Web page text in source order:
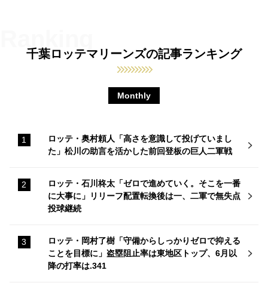
千葉ロッテマリーンズの記事ランキング
Monthly
ロッテ・奥村頼人「高さを意識して投げていまし
た」松川の助言を活かした前回登板の巨人二軍戦
ロッテ・石川柊太「ゼロで進めていく。そこを一番
に大事に」リリーフ配置転換後は一、二軍で無失点
投球継続
ロッテ・岡村了樹「守備からしっかりゼロで抑える
ことを目標に」盗塁阻止率は東地区トップ、6月以
降の打率は.341